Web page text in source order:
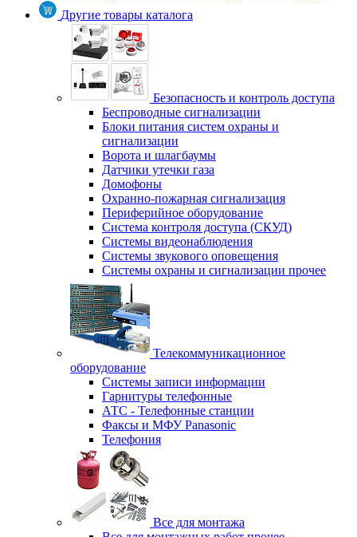
Другие товары каталога
Безопасность и контроль доступа
Беспроводные сигнализации
Блоки питания систем охраны и
сигнализации
Ворота и шлагбаумы
Датчики утечки газа
Домофоны
Охранно-пожарная сигнализация
Периферийное оборудование
Система контроля доступа (СКУД)
Системы видеонаблюдения
Системы звукового оповещения
Системы охраны и сигнализации прочее
Телекоммуникационное
оборудование
Системы записи информации
Гарнитуры телефонные
АТС - Телефонные станции
Факсы и МФУ Panasonic
Телефония
Все для монтажа